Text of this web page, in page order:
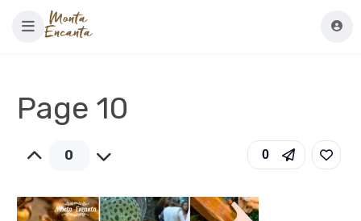
Page 10
0 0